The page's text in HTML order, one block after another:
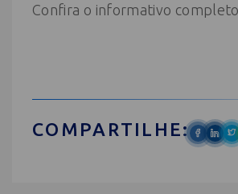
Confira o informativo completo
COMPARTILHE: